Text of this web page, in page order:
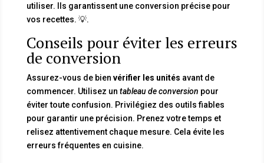
utiliser. Ils garantissent une conversion précise pour
vos recettes. 💡.
Conseils pour éviter les erreurs
de conversion
Assurez-vous de bien vérifier les unités avant de
commencer. Utilisez un tableau de conversion pour
éviter toute confusion. Privilégiez des outils fiables
pour garantir une précision. Prenez votre temps et
relisez attentivement chaque mesure. Cela évite les
erreurs fréquentes en cuisine.